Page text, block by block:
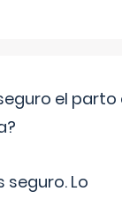
el parto
seguro. Lo